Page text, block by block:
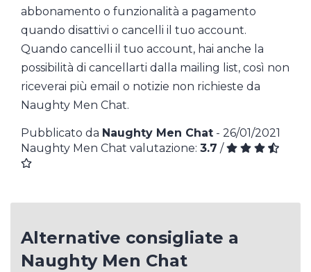
abbonamento o funzionalità a pagamento
quando disattivi o cancelli il tuo account.
Quando cancelli il tuo account, hai anche la
possibilità di cancellarti dalla mailing list, così non
riceverai più email o notizie non richieste da
Naughty Men Chat.
Pubblicato da Naughty Men Chat - 26/01/2021
Naughty Men Chat valutazione: 3.7 /
Alternative consigliate a
Naughty Men Chat